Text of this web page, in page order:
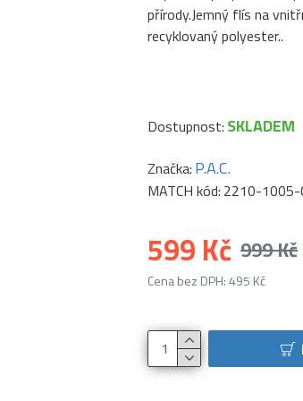
přírody.Jemný flís na
recyklovaný polyester..
599 Kč 999 Kč
Cena bez DPH: 495 Kč
Dostupnost: SKLADEM
Značka: P.A.C.
MATCH kód: 2210-